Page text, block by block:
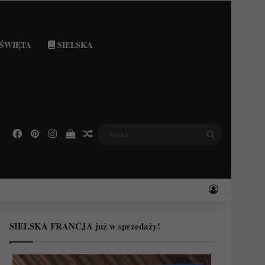
SIELSKA
Facebook
PinterestInstagramPodejrzyj swój koszyk
Losowy wpis
Zaloguj
SIELSKA FRANCJA już w sprzedaży!